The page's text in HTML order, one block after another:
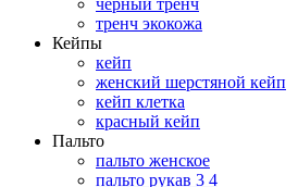
тренч экокожа
Кейпы
кейп
женский шерстяной кейп
кейп клетка
красный кейп
Пальто
пальто женское
пальто рукав 3 4